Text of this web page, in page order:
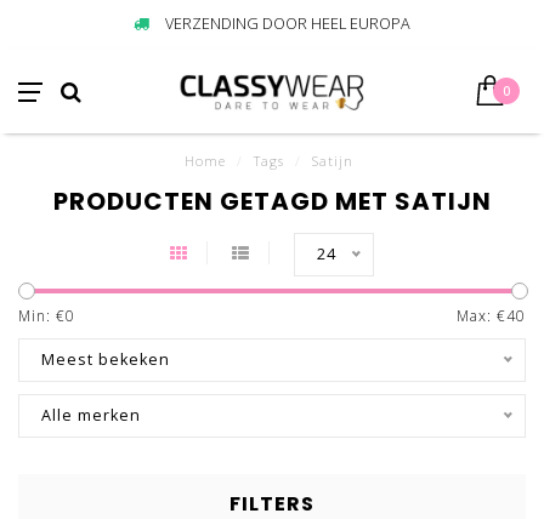
VERZENDING DOOR HEEL EUROPA
0
Home Tags Satijn
PRODUCTEN GETAGD MET SATIJN
24
Min: €0 Max: €40
Meest bekeken
Alle merken
FILTERS